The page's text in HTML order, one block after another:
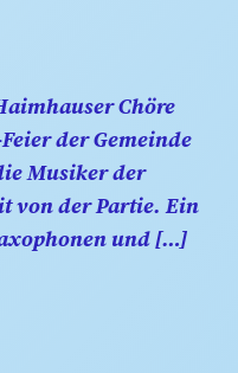
Chöre
der Gemeinde
Musiker der
von der Partie. Ein
und […]